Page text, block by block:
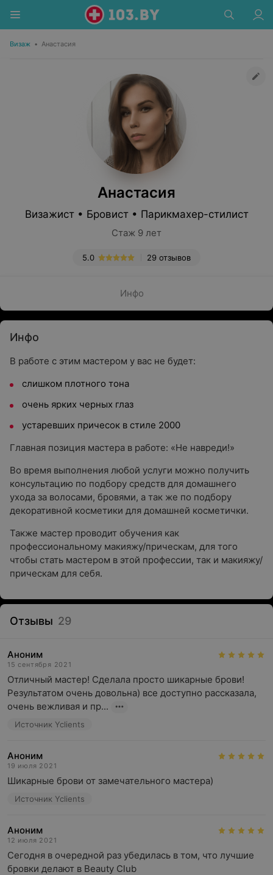
Визаж • Анастасия
Анастасия
Визажист • Бровист • Парикмахер-стилист
Стаж 9 лет
29 отзывов
5.0
Инфо
Инфо
В работе с этим мастером у вас не будет:
слишком плотного тона
очень ярких черных глаз
устаревших причесок в стиле 2000
Главная позиция мастера в работе: «Не навреди!»
Во время выполнения любой услуги можно получить
консультацию по подбору средств для домашнего
ухода за волосами, бровями, а так же по подбору
декоративной косметики для домашней косметички.
Также мастер проводит обучения как
профессиональному макияжу/прическам, для того
чтобы стать мастером в этой профессии, так и макияжу/
прическам для себя.
Отзывы 29
Аноним
15 сентября 2021
Отличный мастер! Сделала просто шикарные брови!
Результатом очень довольна) все доступно рассказала,
очень вежливая и пр...
Источник Yclients
Аноним
19 июля 2021
Шикарные брови от замечательного мастера)
Источник Yclients
Аноним
12 июля 2021
Сегодня в очередной раз убедилась в том, что лучшие
бровки делают в Beauty Club